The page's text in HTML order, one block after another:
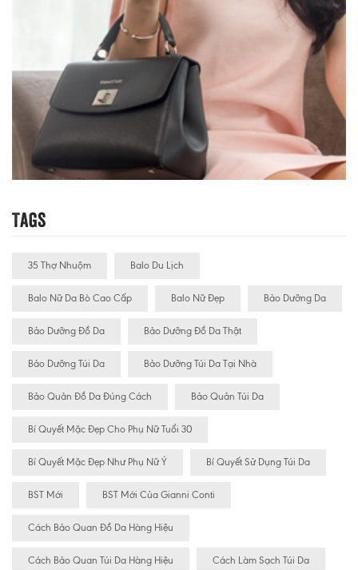
Tags
35 Thợ Nhuộm Balo Du Lịch
Balo Nữ Da Bò Cao Cấp Balo Nữ Đẹp Bảo Dưỡng Da
Bảo Dưỡng Đồ Da Bảo Dưỡng Đồ Da Thật
Bảo Dưỡng Túi Da Bảo Dưỡng Túi Da Tại Nhà
Bảo Quản Đồ Da Đúng Cách Bảo Quản Túi Da
Bí Quyết Mặc Đẹp Cho Phụ Nữ Tuổi 30
Bí Quyết Mặc Đẹp Như Phụ Nữ Ý Bí Quyết Sử Dụng Túi Da
BST Mới BST Mới Của Gianni Conti
Cách Bảo Quan Đồ Da Hàng Hiệu
Cách Bảo Quan Túi Da Hàng Hiệu Cách Làm Sạch Túi Da